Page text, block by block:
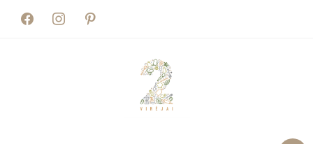
facebookinstagrampinterest